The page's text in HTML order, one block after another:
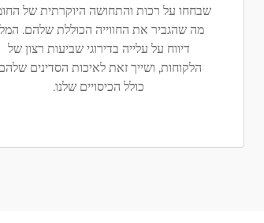
שבחחו על רכות והתחושה היוקרתית של
מה שהגביר את החווייה הכוללת שלהם.
דיווח על עלייה בדירוגי שביעות רצון של
הלקוחות, ושייך זאת לאיכות הסדינים
כולל הכיסויים שלנו.